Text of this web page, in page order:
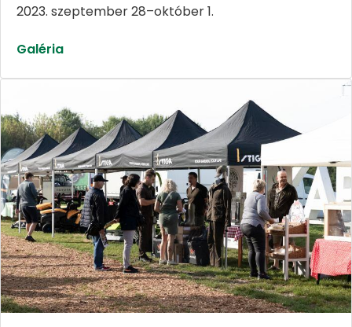
2023. szeptember 28–október 1.
Galéria